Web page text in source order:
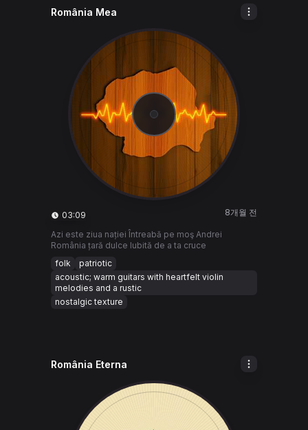
România Mea
03:09 8개월 전
Azi este ziua nației Întreabă pe moş Andrei
România țară dulce Iubită de a ta cruce
folk
patriotic
acoustic; warm guitars with heartfelt violin
melodies and a rustic
nostalgic texture
România Eterna